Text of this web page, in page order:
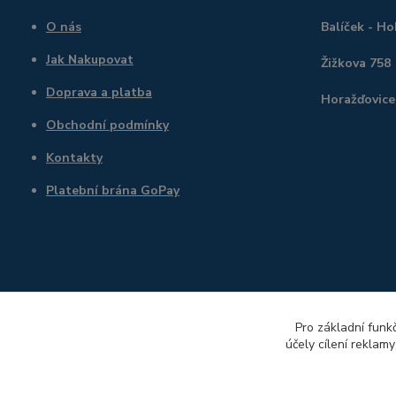
O nás
Jak Nakupovat
Doprava a platba
Obchodní podmínky
Kontakty
Platební brána GoPay
Balíček -
Žižkova 758
Pro základní
účely cílení